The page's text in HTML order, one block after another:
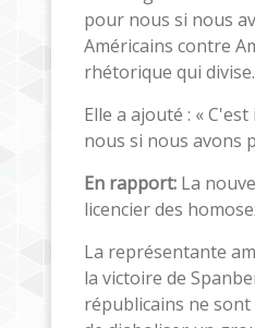
pour nous si nous
Américains contre
rhétorique qui
Elle a ajouté : «
nous si nous avons
En rapport: La
licencier des
La représentante
la victoire de
républicains ne